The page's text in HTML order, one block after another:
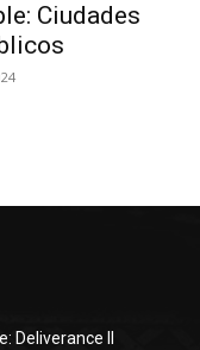
Ciudades
Deliverance II